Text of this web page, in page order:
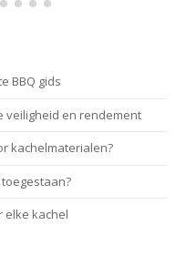
BBQ gids
veiligheid en rendement
kachelmaterialen?
elke kachel